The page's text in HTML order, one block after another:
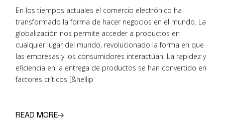
En los tiempos actuales el comercio electrónico ha
transformado la forma de hacer negocios en el mundo. La
globalización nos permite acceder a productos en
cualquier lugar del mundo, revolucionado la forma en que
las empresas y los consumidores interactúan. La rapidez y
eficiencia en la entrega de productos se han convertido en
factores críticos [&hellip
READ MORE